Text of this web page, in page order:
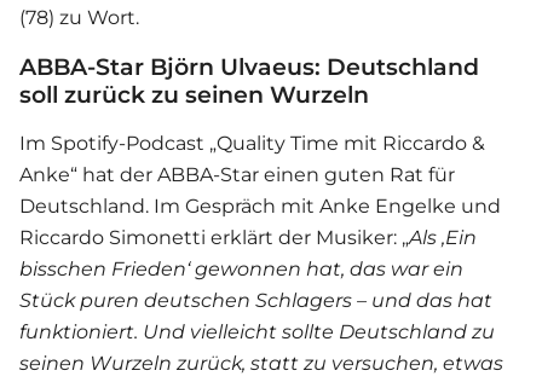
(78) zu Wort.
ABBA-Star Björn Ulvaeus: Deutschland
soll zurück zu seinen Wurzeln
Im Spotify-Podcast „Quality Time mit Riccardo &
Anke“ hat der ABBA-Star einen guten Rat für
Deutschland. Im Gespräch mit Anke Engelke und
Riccardo Simonetti erklärt der Musiker: „Als ,Ein
bisschen Frieden‘ gewonnen hat, das war ein
Stück puren deutschen Schlagers – und das hat
funktioniert. Und vielleicht sollte Deutschland zu
seinen Wurzeln zurück, statt zu versuchen, etwas